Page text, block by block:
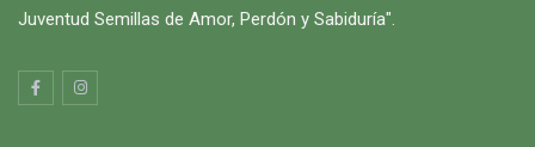
Juventud Semillas de Amor, Perdón y Sabiduría".